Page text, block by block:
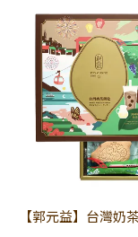
【郭元益】台灣奶